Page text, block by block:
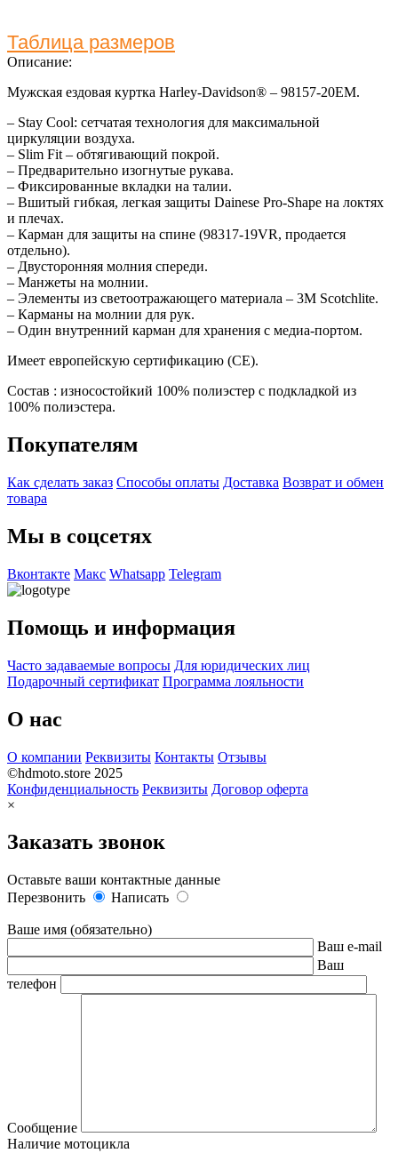
Таблица размеров
Описание:
Мужская ездовая куртка Harley-Davidson® – 98157-20EM.
– Stay Cool: сетчатая технология для максимальной
циркуляции воздуха.
– Slim Fit – обтягивающий покрой.
– Предварительно изогнутые рукава.
– Фиксированные вкладки на талии.
– Вшитый гибкая, легкая защиты Dainese Pro-Shape на локтях
и плечах.
– Карман для защиты на спине (98317-19VR, продается
отдельно).
– Двусторонняя молния спереди.
– Манжеты на молнии.
– Элементы из светоотражающего материала – 3M Scotchlite.
– Карманы на молнии для рук.
– Один внутренний карман для хранения с медиа-портом.
Имеет европейскую сертификацию (CE).
Состав : износостойкий 100% полиэстер с подкладкой из
100% полиэстера.
Покупателям
Как сделать заказ Способы оплаты Доставка Возврат и обмен
товара
Мы в соцсетях
Вконтакте Макс Whatsapp Telegram
Помощь и информация
Часто задаваемые вопросы Для юридических лиц
Подарочный сертификат Программа лояльности
О нас
О компании Реквизиты Контакты Отзывы
©hdmoto.store 2025
Конфиденциальность Реквизиты Договор оферта
×
Заказать звонок
Оставьте ваши контактные данные
Перезвонить
Написать
Ваше имя (обязательно)
Ваш e-mail
Ваш
телефон
Сообщение
Наличие мотоцикла